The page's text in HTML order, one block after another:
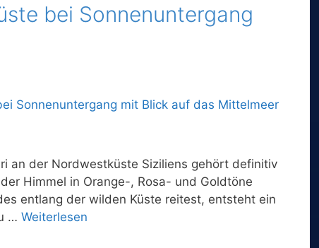
bei Sonnenuntergang
an der Nordwestküste Siziliens gehört definitiv
Himmel in Orange-, Rosa- und Goldtöne
entlang der wilden Küste reitest, entsteht ein
… Weiterlesen